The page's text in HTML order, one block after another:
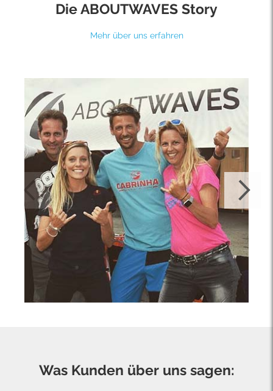
Die ABOUTWAVES Story
Mehr über uns erfahren
Was Kunden über uns sagen: